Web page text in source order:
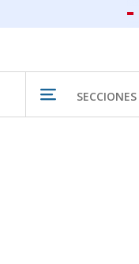
SECCIONES